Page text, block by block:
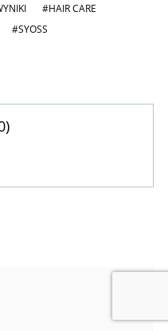
#HAIR CARE
#SYOSS
)